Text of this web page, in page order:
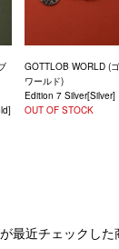
GOTTLOB WORLD (
ワールド)
Edition 7 Silver[Silver]
OUT OF STOCK
最近チェックした